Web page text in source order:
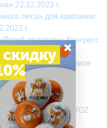
22.12.2022 г.
леса» для компании
г.
праздник» Конгресс
17.12.2022 г.
оформление в стиле
23.12.2022 г.
второго офиса
г.
компании VOZOVOZ
×